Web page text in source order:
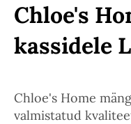
Chloe's
kassidele
Chloe's Home
valmistatud